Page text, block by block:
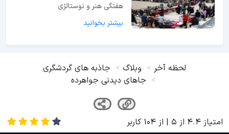
هفتگی هنر و نوستالژی
بیشتر بخوانید
لحظه آخر وبلاگ
جاذبه های گردشگری
جاهای دیدنی جواهرده
امتیاز 4.4 از 5 | از 104 کاربر